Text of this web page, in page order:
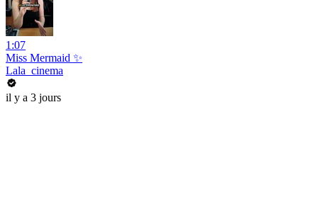
1:07
Miss Mermaid ✨
Lala_cinema
il y a 3 jours